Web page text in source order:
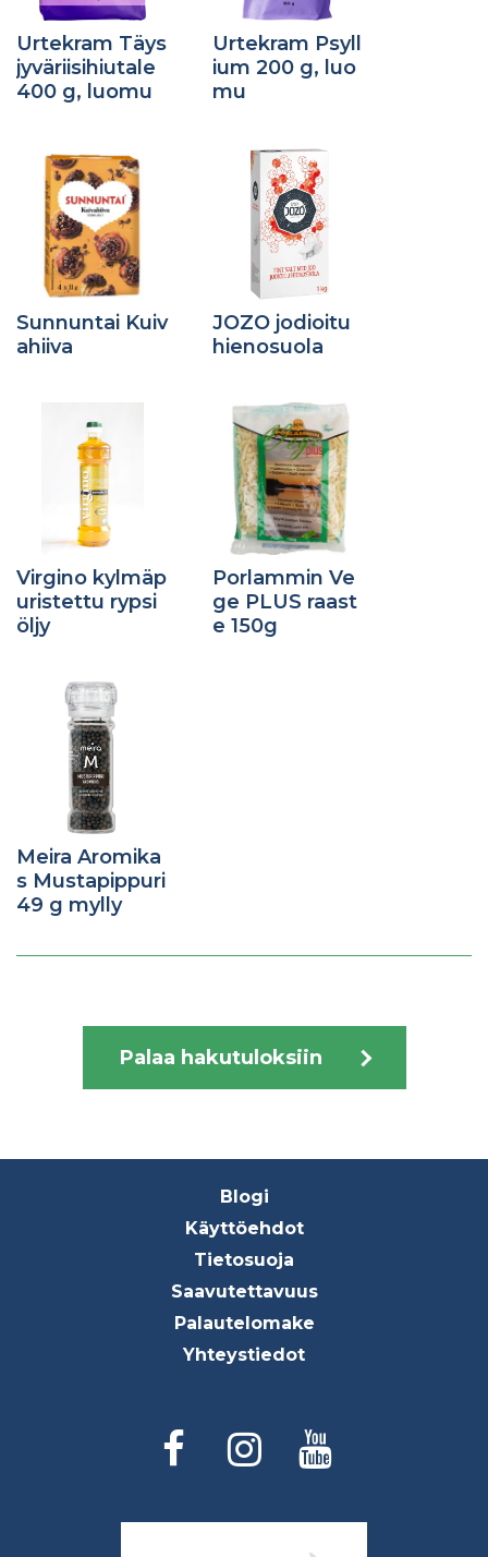
Urtekram Täys
jyväriisihiutale
400 g, luomu
Urtekram Psyll
ium 200 g, luo
mu
Sunnuntai Kuiv
ahiiva
JOZO jodioitu
hienosuola
Virgino kylmäp
uristettu rypsi
öljy
Porlammin Ve
ge PLUS raast
e 150g
Meira Aromika
s Mustapippuri
49 g mylly
Palaa hakutuloksiin
Blogi
Käyttöehdot
Tietosuoja
Saavutettavuus
Palautelomake
Yhteystiedot